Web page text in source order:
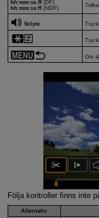
hh:mm:ss.ff (DF)
hh:mm:ss:ff (NDF)
Volym
Om
Följa kontroller finns inte
Alternativ